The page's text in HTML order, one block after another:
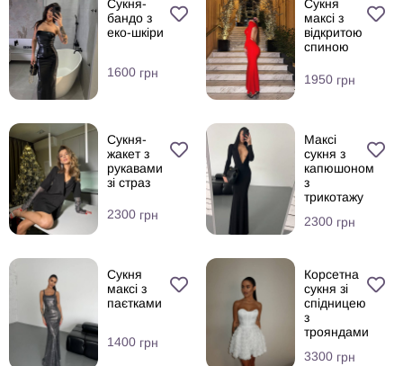
Сукня-
бандо з
еко-шкіри
1600 грн
Сукня
максі з
відкритою
спиною
1950 грн
Сукня-
жакет з
рукавами
зі страз
2300 грн
Максі
сукня з
капюшоном
з
трикотажу
2300 грн
Сукня
максі з
паєтками
1400 грн
Корсетна
сукня зі
спідницею
з
трояндами
3300 грн